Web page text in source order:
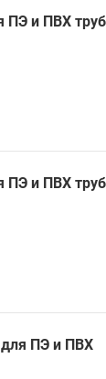
ПЭ и ПВХ
ПЭ и ПВХ
для ПЭ и ПВХ